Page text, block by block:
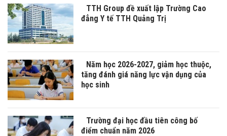
TTH Group đề xuất lập Trường Cao
đẳng Y tế TTH Quảng Trị
Năm học 2026-2027, giảm học thuộc,
tăng đánh giá năng lực vận dụng của
học sinh
Trường đại học đầu tiên công bố
điểm chuẩn năm 2026